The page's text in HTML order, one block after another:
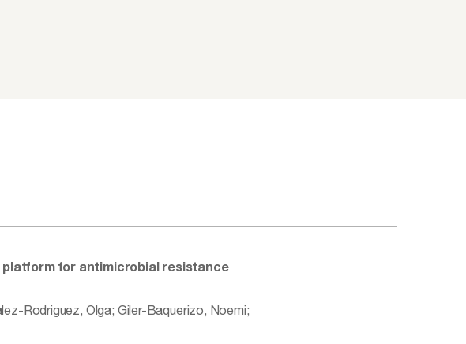
for antimicrobial resistance
Rodriguez, Olga; Giler-Baquerizo, Noemi;